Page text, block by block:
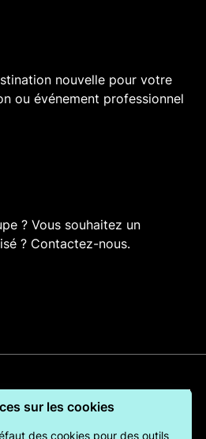
nouvelle pour votre
ou événement professionnel
? Vous souhaitez un
? Contactez-nous.
Français
sur les cookies
des cookies pour des outils